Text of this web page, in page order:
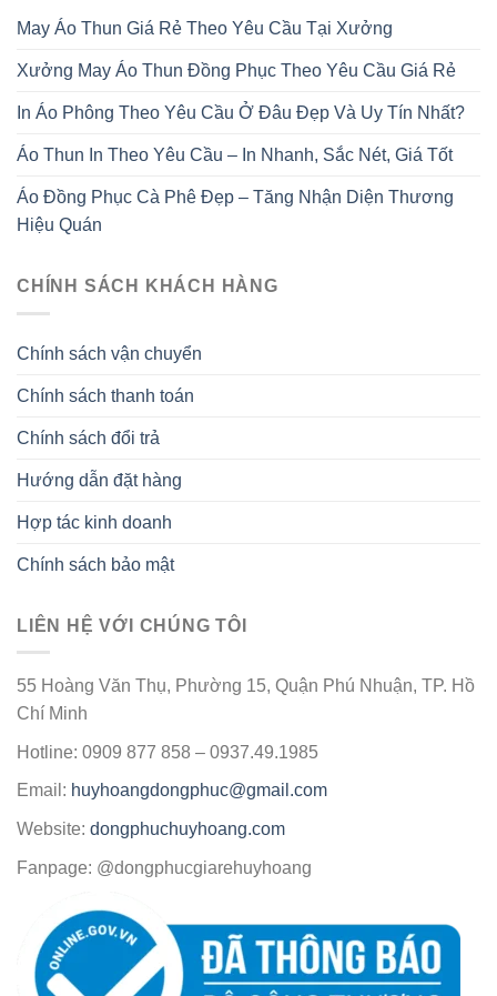
May Áo Thun Giá Rẻ Theo Yêu Cầu Tại Xưởng
Xưởng May Áo Thun Đồng Phục Theo Yêu Cầu Giá Rẻ
In Áo Phông Theo Yêu Cầu Ở Đâu Đẹp Và Uy Tín Nhất?
Áo Thun In Theo Yêu Cầu – In Nhanh, Sắc Nét, Giá Tốt
Áo Đồng Phục Cà Phê Đẹp – Tăng Nhận Diện Thương
Hiệu Quán
CHÍNH SÁCH KHÁCH HÀNG
Chính sách vận chuyển
Chính sách thanh toán
Chính sách đổi trả
Hướng dẫn đặt hàng
Hợp tác kinh doanh
Chính sách bảo mật
LIÊN HỆ VỚI CHÚNG TÔI
55 Hoàng Văn Thụ, Phường 15, Quận Phú Nhuận, TP. Hồ
Chí Minh
Hotline: 0909 877 858 – 0937.49.1985
Email: huyhoangdongphuc@gmail.com
Website: dongphuchuyhoang.com
Fanpage: @dongphucgiarehuyhoang